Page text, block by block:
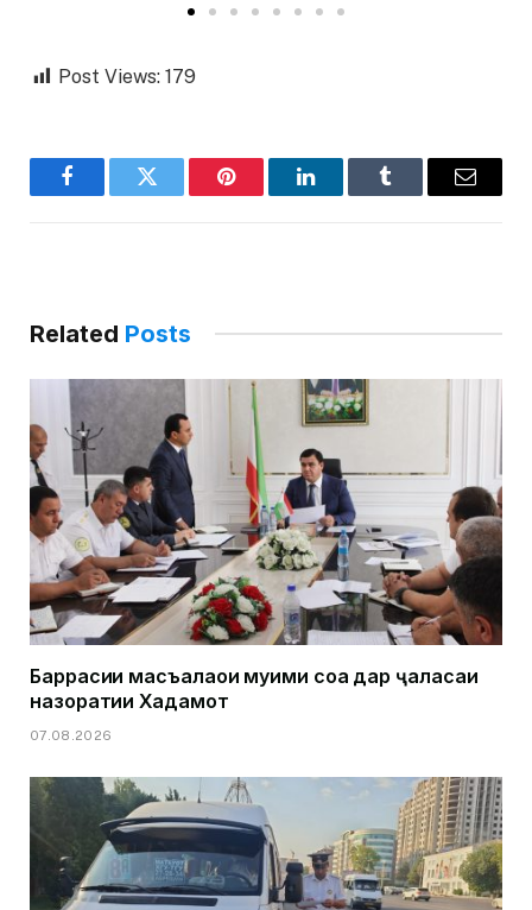
Post Views: 179
FacebookTwitter Pinterest LinkedInTumblr Email
Related Posts
Баррасии масъалаҳои муҳими соҳа дар ҷаласаи
назоратии Хадамот
07.08.2026